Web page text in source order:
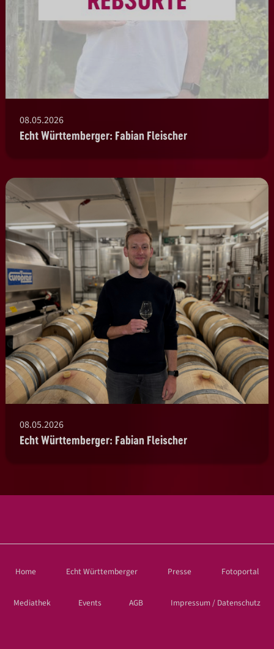
08.05.2026
Echt Württemberger: Fabian Fleischer
08.05.2026
Echt Württemberger: Fabian Fleischer
Home Echt Württemberger Presse Fotoportal
Mediathek Events AGB Impressum / Datenschutz